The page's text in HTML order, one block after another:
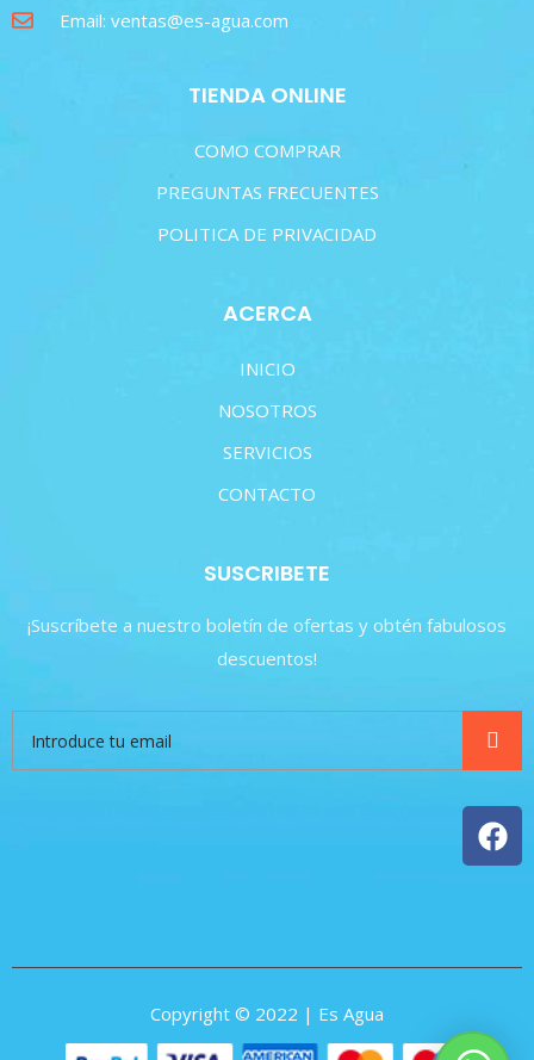
Email: ventas@es-agua.com
TIENDA ONLINE
COMO COMPRAR
PREGUNTAS FRECUENTES
POLITICA DE PRIVACIDAD
ACERCA
INICIO
NOSOTROS
SERVICIOS
CONTACTO
SUSCRIBETE
¡Suscríbete a nuestro boletín de ofertas y obtén fabulosos
descuentos!
Copyright © 2022 | Es Agua